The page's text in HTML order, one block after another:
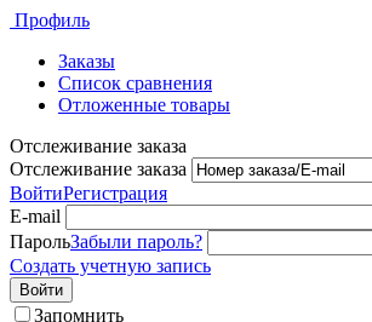
Профиль
Заказы
Список сравнения
Отложенные товары
Отслеживание заказа
Отслеживание заказа
ВойтиРегистрация
E-mail
ПарольЗабыли пароль?
Создать учетную запись
Войти
Запомнить